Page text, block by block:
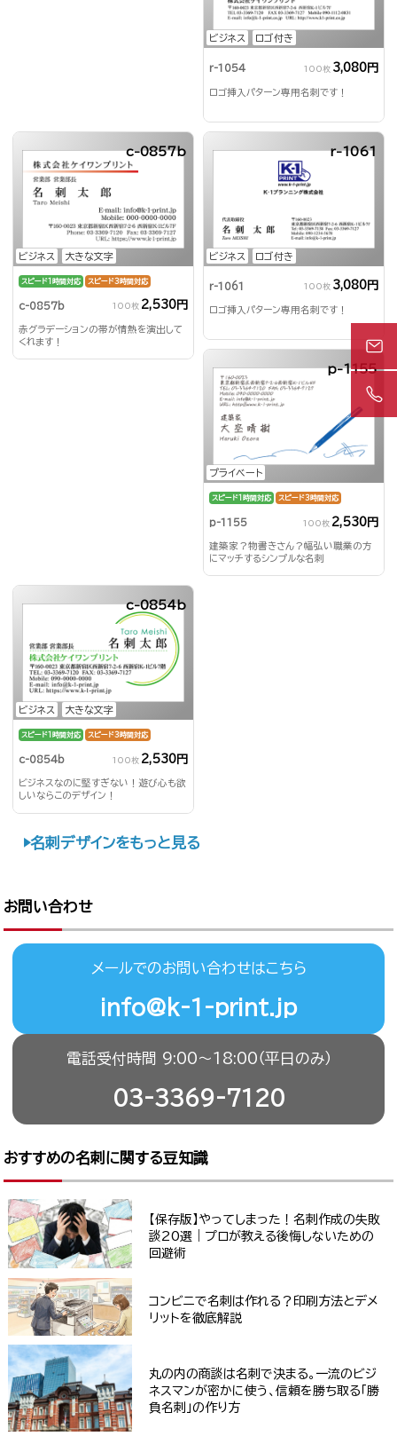
ビジネス ロゴ付き
r-1054 100枚 3,080円
ロゴ挿入パターン専用名刺です！
ビジネス 大きな文字
c-0857b
スピード1時間対応 スピード3時間対応
c-0857b 100枚 2,530円
赤グラデーションの帯が情熱を演出して
くれます！
ビジネス ロゴ付き
r-1061
r-1061 100枚 3,080円
ロゴ挿入パターン専用名刺です！
プライベート
p-1155
スピード1時間対応 スピード3時間対応
p-1155 100枚 2,530円
建築家？物書きさん？幅弘い職業の方
にマッチするシンプルな名刺
ビジネス 大きな文字
c-0854b
スピード1時間対応 スピード3時間対応
c-0854b 100枚 2,530円
ビジネスなのに堅すぎない！遊び心も欲
しいならこのデザイン！
名刺デザインをもっと見る
お問い合わせ
メールでのお問い合わせはこちら
info@k-1-print.jp
電話受付時間 9:00〜18:00（平日のみ）
03-3369-7120
おすすめの名刺に関する豆知識
【保存版】やってしまった！名刺作成の失敗
談20選｜プロが教える後悔しないための
回避術
コンビニで名刺は作れる？印刷方法とデメ
リットを徹底解説
丸の内の商談は名刺で決まる。一流のビジ
ネスマンが密かに使う、信頼を勝ち取る「勝
負名刺」の作り方